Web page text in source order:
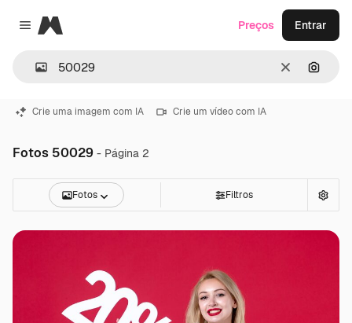
Close menu
Magnific
Limpar
Preços Entrar
Crie uma imagem com IA Crie um vídeo com IA
Fotos 50029 - Página 2
Fotos Filtros